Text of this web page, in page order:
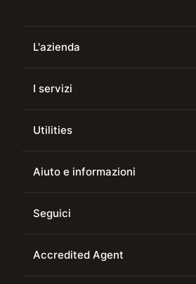
L'azienda
I servizi
Utilities
Aiuto e informazioni
Seguici
Accredited Agent